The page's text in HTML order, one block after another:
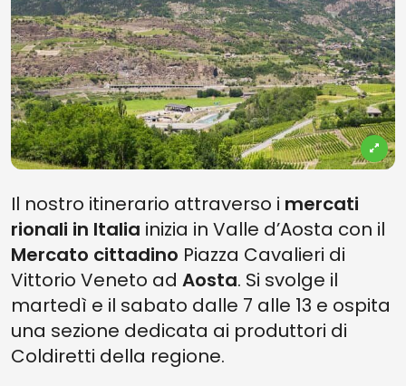
Il nostro itinerario attraverso i mercati
rionali in Italia inizia in Valle d’Aosta con il
Mercato cittadino Piazza Cavalieri di
Vittorio Veneto ad Aosta. Si svolge il
martedì e il sabato dalle 7 alle 13 e ospita
una sezione dedicata ai produttori di
Coldiretti della regione.